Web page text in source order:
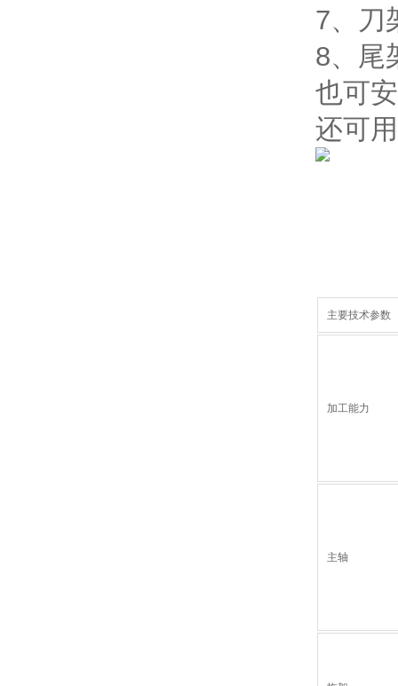
7、刀
8、尾
也可
还可
主要技术参数
加工能力
主轴